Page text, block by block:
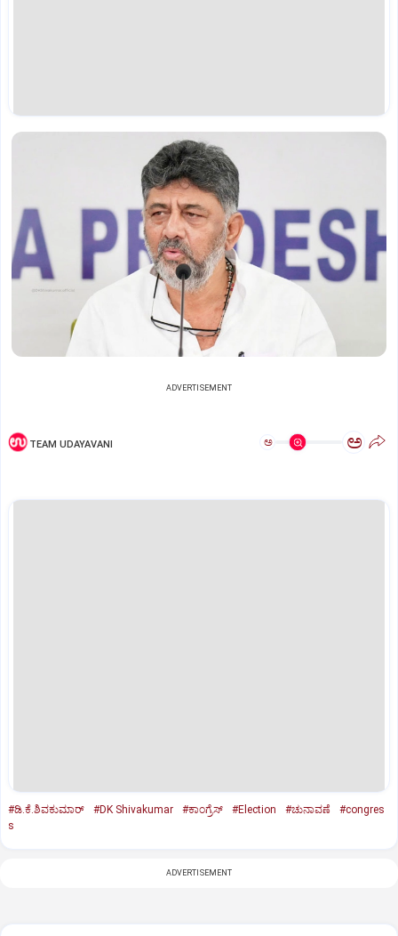
ADVERTISEMENT
TEAM UDAYAVANI ಅ ಅ
#ಡಿ.ಕೆ.ಶಿವಕುಮಾರ್‌ #DK Shivakumar #ಕಾಂಗ್ರೆಸ್‌ #Election #ಚುನಾವಣೆ
#congres
s
ADVERTISEMENT